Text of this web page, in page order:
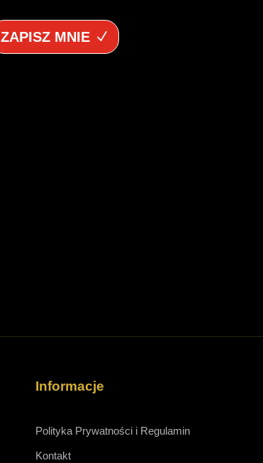
ZAPISZ MNIE
Informacje
Polityka Prywatności i Regulamin
Kontakt